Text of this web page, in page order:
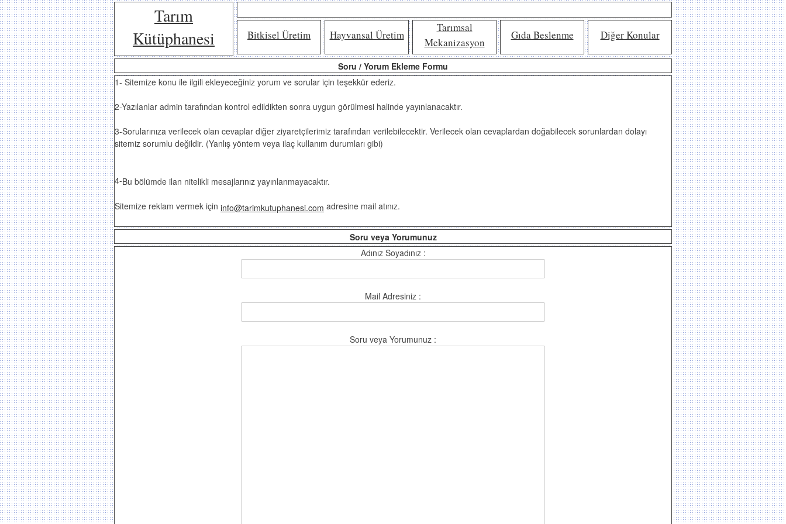
Tarım
Kütüphanesi
Bitkisel Üretim Hayvansal Üretim
Tarımsal
Mekanizasyon
Gıda Beslenme Diğer Konular
Soru / Yorum Ekleme Formu
1- Sitemize konu ile ilgili ekleyeceğiniz yorum ve sorular için teşekkür ederiz.
2-Yazılanlar admin tarafından kontrol edildikten sonra uygun görülmesi halinde yayınlanacaktır.
3-Sorularınıza verilecek olan cevaplar diğer ziyaretçilerimiz tarafından verilebilecektir. Verilecek olan cevaplardan doğabilecek sorunlardan dolayı
sitemiz sorumlu değildir. (Yanlış yöntem veya ilaç kullanım durumları gibi)
4-Bu bölümde ilan nitelikli mesajlarınız yayınlanmayacaktır.
Sitemize reklam vermek için info@tarimkutuphanesi.com adresine mail atınız.
Soru veya Yorumunuz
Adınız Soyadınız :
Mail Adresiniz :
Soru veya Yorumunuz :